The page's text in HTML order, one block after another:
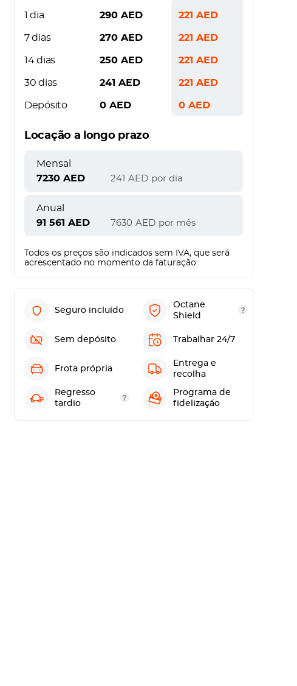
1 dia 290 AED 221 AED
7 dias 270 AED 221 AED
14 dias 250 AED 221 AED
30 dias 241 AED 221 AED
Depósito 0 AED 0 AED
Locação a longo prazo
Mensal
7230 AED 241 AED por dia
Anual
91 561 AED 7630 AED por mês
Todos os preços são indicados sem IVA, que será
acrescentado no momento da faturação.
Seguro incluído
Octane
Shield
Sem depósito Trabalhar 24/7
Frota própria
Entrega e
recolha
Regresso
tardio
Programa de
fidelização